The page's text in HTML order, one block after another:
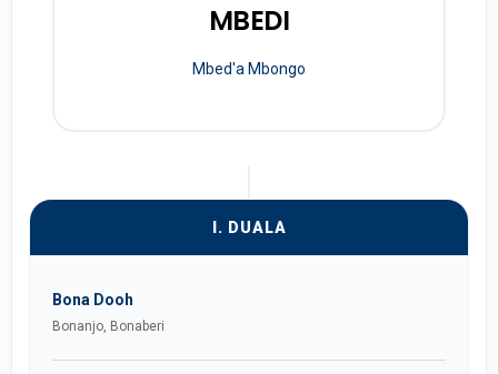
MBEDI
Mbed'a Mbongo
I. DUALA
Bona Dooh
Bonanjo, Bonaberi